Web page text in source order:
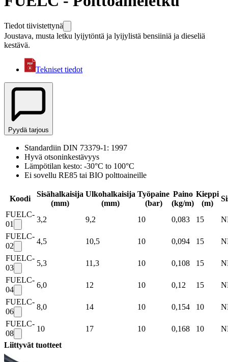
Tiedot tiivistettynä
Joustava, musta letku lyijytöntä ja lyijylistä bensiiniä ja dieseliä
kestävä.
Tekniset tiedot
Pyydä tarjous
Standardiin DIN 73379-1: 1997
Hyvä otsoninkestävyys
Lämpötilan kesto: -30°C to 100°C
Ei sovellu RE85 tai BIO polttoaineille
Koodi
Sisähalkaisija
(mm)
Ulkohalkaisija
(mm)
Työpaine
(bar)
Paino
(kg/m)
Kieppi
(m)
FUELC-
01
3,2 9,2 10 0,083 15
FUELC-
02
4,5 10,5 10 0,094 15
FUELC-
03
5,3 11,3 10 0,108 15
FUELC-
04
6,0 12 10 0,12 15
FUELC-
06
8,0 14 10 0,154 10
FUELC-
08
10 17 10 0,168 10
Liittyvät tuotteet